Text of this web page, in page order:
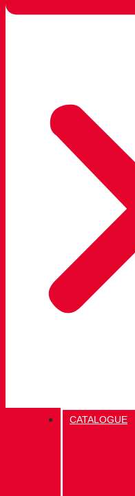
CATALOGUE